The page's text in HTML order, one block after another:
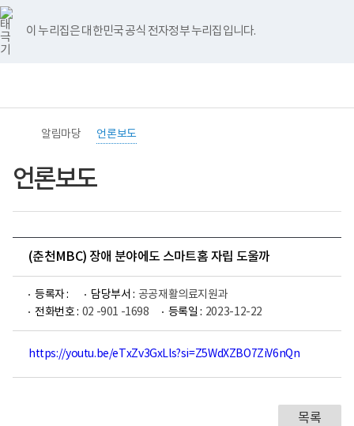
바
로
가
기
메
이 누리집은 대한민국 공식 전자정부 누리집입니다.
너
비
767px
이
하
운
기
관)
복
부
립
재
활
앙
장
인
보
건
검
메
홈
알림마당 언론보도
언론보도
(춘천MBC) 장애 분야에도 스마트홈 자립 도울까
등록자 : 담당부서 : 공공재활의료지원과
전화번호 : 02 -901 -1698 등록일 : 2023-12-22
https://youtu.be/eTxZv3GxLls?si=Z5WdXZBO7ZiV6nQn
목록
유
튜
브
블
로
그
인
스
타
그
램
페
이
스
북